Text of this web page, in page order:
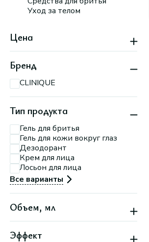
Уход за телом
Цена
Бренд
CLINIQUE
Тип продукта
Гель для бритья
Гель для кожи вокруг глаз
Дезодорант
Крем для лица
Лосьон для лица
Все варианты
Объем, мл
Эффект